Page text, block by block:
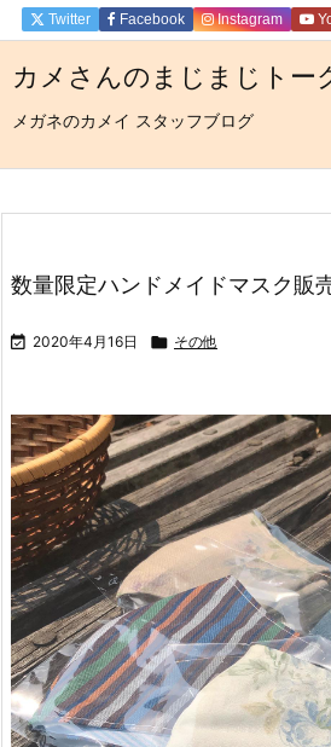
カメさんのまじまじトー
メガネのカメイ スタッフブログ
Twitter Facebook Instagram
数量限定︎ハンドメイドマスク販
 2020年4月16日  その他